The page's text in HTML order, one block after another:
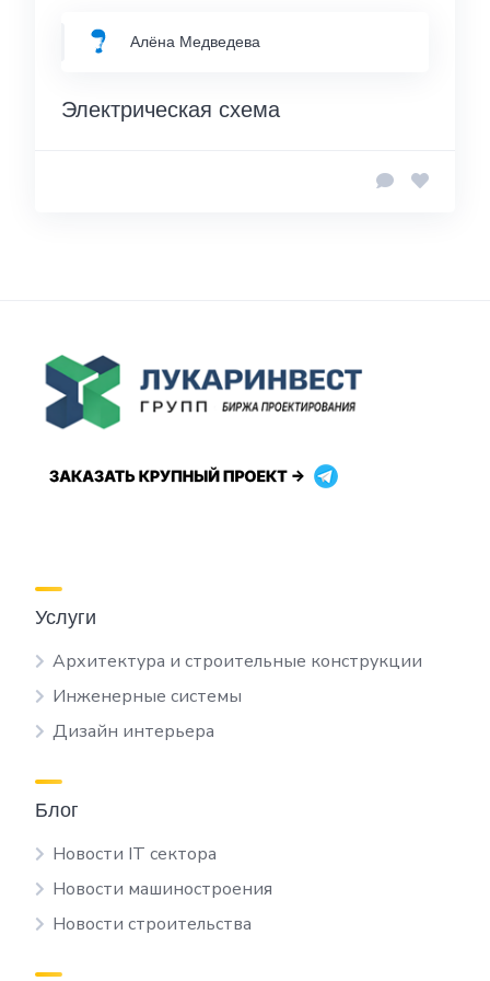
Алёна Медведева
Электрическая схема
Услуги
Архитектура и строительные конструкции
Инженерные системы
Дизайн интерьера
Блог
Новости IT сектора
Новости машиностроения
Новости строительства